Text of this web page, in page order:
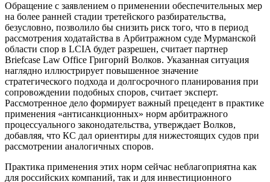
Обращение с заявлением о применении обеспечительных мер
на более ранней стадии третейского разбирательства,
безусловно, позволило бы снизить риск того, что в период
рассмотрения ходатайства в Арбитражном суде Мурманской
области спор в LCIA будет разрешен, считает партнер
Briefcase Law Office Григорий Волков. Указанная ситуация
наглядно иллюстрирует повышенное значение
стратегического подхода и долгосрочного планирования при
сопровождении подобных споров, считает эксперт.
Рассмотренное дело формирует важный прецедент в практике
применения «антисанкционных» норм арбитражного
процессуального законодательства, утверждает Волков,
добавляя, что КС дал ориентиры для нижестоящих судов при
рассмотрении аналогичных споров.
Практика применения этих норм сейчас неблагоприятна как
для российских компаний, так и для инвестиционного